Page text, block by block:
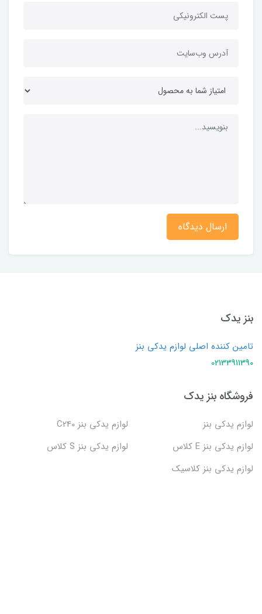
ارسال دیدگاه
بنز یدک
تامین کننده اصلی لوازم یدکی بنز
02133911390
فروشگاه بنز یدک
لوازم یدکی بنز
لوازم یدکی بنز C240
لوازم یدکی بنز E کلاس
لوازم یدکی بنز S کلاس
لوازم یدکی بنز کلاسیک